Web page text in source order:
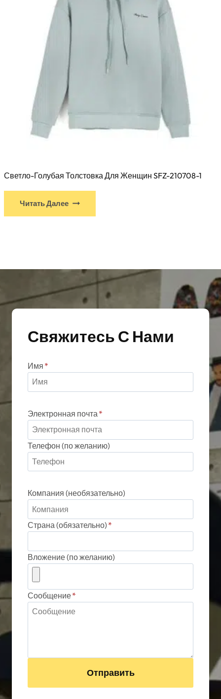
странице
Светло-Голубая Толстовка Для Женщин SFZ-210708-1
Читать Далее
Варианты
можно
выбрать
на
товара
Свяжитесь С Нами
Имя *
Электронная почта *
Телефон (по желанию)
Компания (необязательно)
Страна (обязательно) *
Вложение (по желанию)
Сообщение*
Отправить